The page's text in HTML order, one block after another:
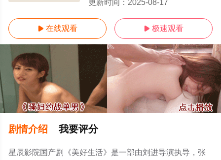
更新时间： 2025-08-17
 在线观看  极速观看
剧情介绍 我要评分
星辰影院国产剧《美好生活》是一部由刘进导演执导，张